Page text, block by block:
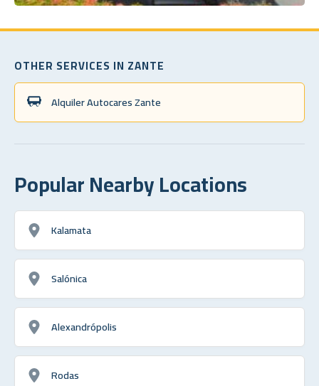
OTHER SERVICES IN ZANTE
Alquiler Autocares Zante
Popular Nearby Locations
Kalamata
Salónica
Alexandrópolis
Rodas